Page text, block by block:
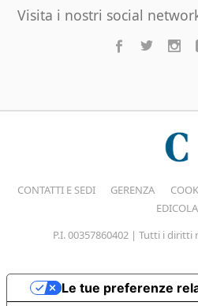
Visita i nostri social
CONTATTI E SEDI GERENZA
EDICOLA
P.I. 00357860402 | Tutti i
Le tue preferenze